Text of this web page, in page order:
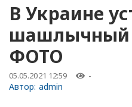
В Украине
шашлычный
ФОТО
05.05.2021 12:59 -
Автор: admin